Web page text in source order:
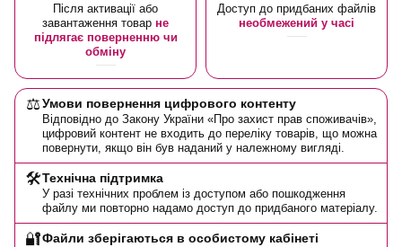
Після активації або
завантаження товар не
підлягає поверненню чи
обміну
Доступ до придбаних файлів
необмежений у часі
⚖️Умови повернення цифрового контенту
Відповідно до Закону України «Про захист прав споживачів»,
цифровий контент не входить до переліку товарів, що можна
повернути, якщо він був наданий у належному вигляді.
🛠️Технічна підтримка
У разі технічних проблем із доступом або пошкодження
файлу ми повторно надамо доступ до придбаного матеріалу.
🔐Файли зберігаються в особистому кабінеті